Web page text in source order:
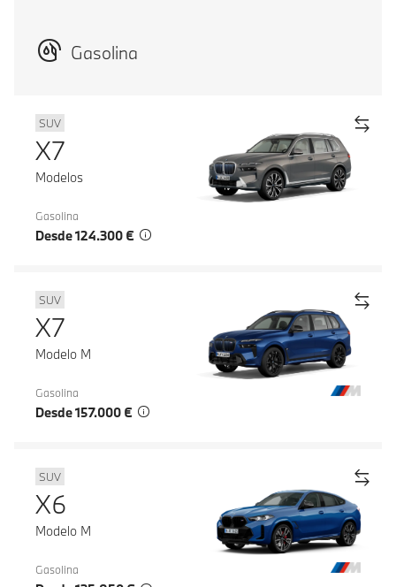
Gasolina
SUV
X7
Modelos
Gasolina
Desde 124.300 €
SUV
X7
Modelo M
Gasolina
Desde 157.000 €
SUV
X6
Modelo M
Gasolina